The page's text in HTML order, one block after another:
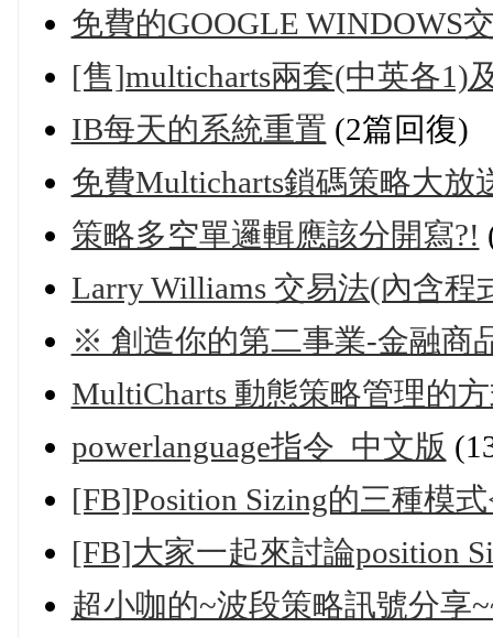
免費的GOOGLE WINDOWS
[售]multicharts兩套(中英各1)
IB每天的系統重置 (2篇回復)
免費Multicharts鎖碼策略大放
策略多空單邏輯應該分開寫?!
Larry Williams 交易法(內含程
※ 創造你的第二事業-金融商
MultiCharts 動態策略管理的
powerlanguage指令_中文版
[FB]Position Sizing的三種模
[FB]大家一起來討論position
超小咖的~波段策略訊號分享